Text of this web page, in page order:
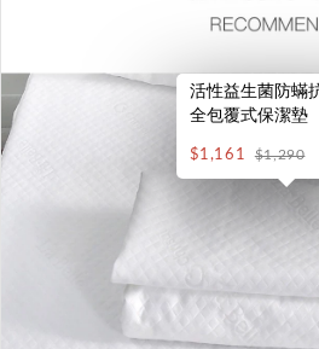
活性益生菌防蟎
全包覆式保潔墊
$1,161 $1,290